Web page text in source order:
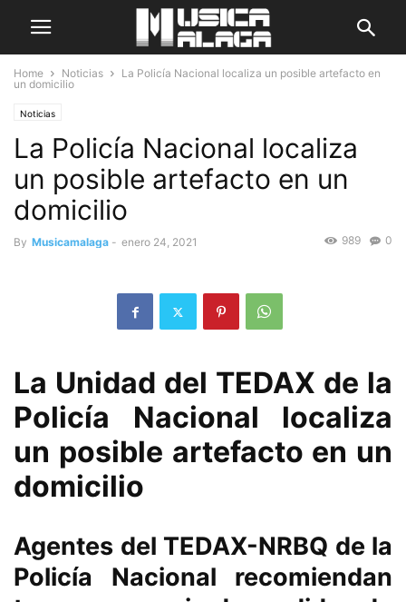
Home Noticias
La Policía Nacional localiza un posible artefacto en
un domicilio
Noticias
La Policía Nacional localiza
un posible artefacto en un
domicilio
By Musicamalaga - enero 24, 2021 0
989
La Unidad del TEDAX de la
Policía Nacional localiza
un posible artefacto en un
domicilio
Agentes del TEDAX-NRBQ de la
Policía Nacional recomiendan